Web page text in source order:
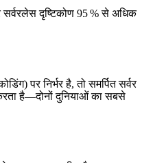
दृष्टिकोण 95 % से अधिक
पर निर्भर है, तो समर्पित सर्वर
है—दोनों दुनियाओं का सबसे